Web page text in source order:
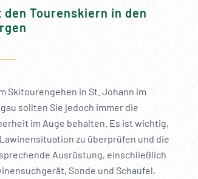
den Tourenskiern in den
Skitourengehen in St. Johann im
sollten Sie jedoch immer die
im Auge behalten. Es ist wichtig,
zu überprüfen und die
Ausrüstung, einschließlich
Sonde und Schaufel,